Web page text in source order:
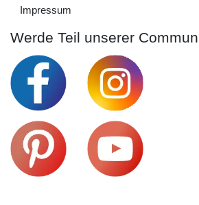
Impressum
Werde Teil unserer